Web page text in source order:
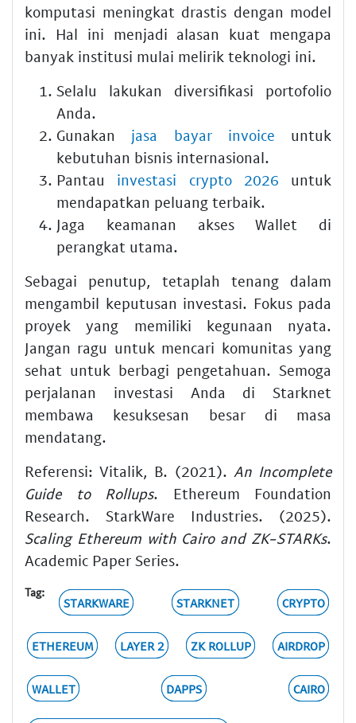
komputasi meningkat drastis dengan model
ini. Hal ini menjadi alasan kuat mengapa
banyak institusi mulai melirik teknologi ini.
Selalu lakukan diversifikasi portofolio
Anda.
Gunakan jasa bayar invoice untuk
kebutuhan bisnis internasional.
Pantau investasi crypto 2026 untuk
mendapatkan peluang terbaik.
Jaga keamanan akses Wallet di
perangkat utama.
Sebagai penutup, tetaplah tenang dalam
mengambil keputusan investasi. Fokus pada
proyek yang memiliki kegunaan nyata.
Jangan ragu untuk mencari komunitas yang
sehat untuk berbagi pengetahuan. Semoga
perjalanan investasi Anda di Starknet
membawa kesuksesan besar di masa
mendatang.
Referensi: Vitalik, B. (2021). An Incomplete
Guide to Rollups. Ethereum Foundation
Research. StarkWare Industries. (2025).
Scaling Ethereum with Cairo and ZK-STARKs.
Academic Paper Series.
Tag:
STARKWARE STARKNET CRYPTO
ETHEREUM LAYER 2 ZK ROLLUP AIRDROP
WALLET DAPPS CAIRO